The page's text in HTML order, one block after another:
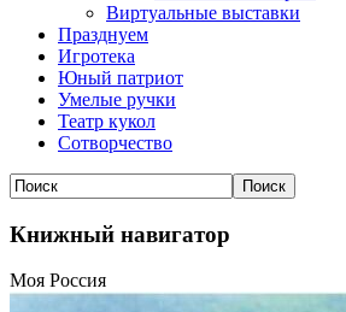
Виртуальные выставки
Празднуем
Игротека
Юный патриот
Умелые ручки
Театр кукол
Сотворчество
Книжный навигатор
Моя Россия